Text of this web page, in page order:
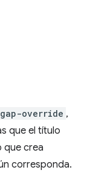
override ,
que el título
que crea
corresponda.